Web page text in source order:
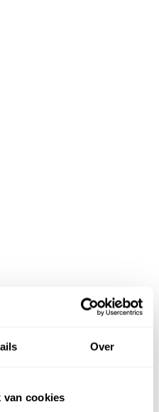
Over
van cookies